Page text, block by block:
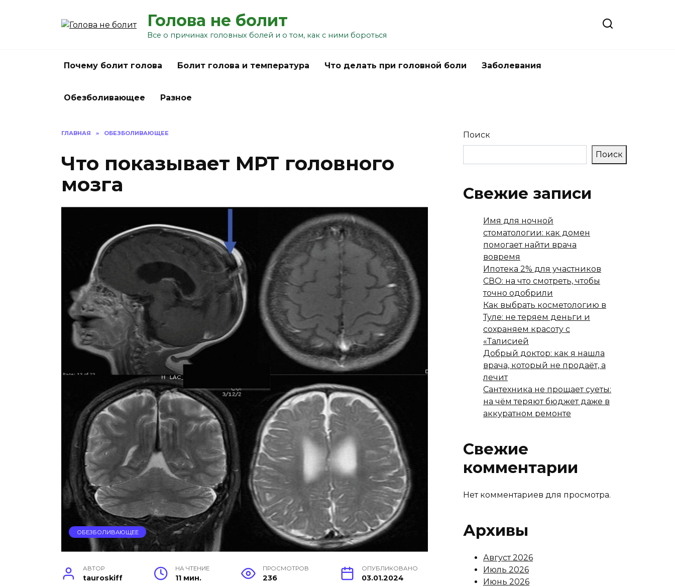
Голова не болит
Все о причинах головных болей и о том, как с ними бороться
Почему болит голова Болит голова и температура Что делать при головной боли Заболевания
Обезболивающее Разное
ГЛАВНАЯ » ОБЕЗБОЛИВАЮЩЕЕ
Что показывает МРТ головного
мозга
ОБЕЗБОЛИВАЮЩЕЕ
АВТОР
tauroskiff
НА ЧТЕНИЕ
11 мин.
ПРОСМОТРОВ
236
ОПУБЛИКОВАНО
03.01.2024
Поиск
Поиск
Свежие записи
Имя для ночной
стоматологии: как домен
помогает найти врача
вовремя
Ипотека 2% для участников
СВО: на что смотреть, чтобы
точно одобрили
Как выбрать косметологию в
Туле: не теряем деньги и
сохраняем красоту с
«Талисией
Добрый доктор: как я нашла
врача, который не продаёт, а
лечит
Сантехника не прощает суеты:
на чём теряют бюджет даже в
аккуратном ремонте
Свежие
комментарии
Нет комментариев для просмотра.
Архивы
Август 2026
Июль 2026
Июнь 2026